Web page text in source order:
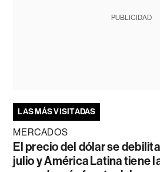
PUBLICIDAD
LAS MÁS VISITADAS
MERCADOS
El precio del dólar se
julio y América Latina tiene